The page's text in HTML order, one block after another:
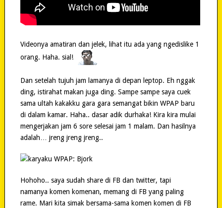
Videonya amatiran dan jelek, lihat itu ada yang ngedislike 1
orang. Haha. sial!
Dan setelah tujuh jam lamanya di depan leptop. Eh nggak
ding, istirahat makan juga ding. Sampe sampe saya cuek
sama ultah kakakku gara gara semangat bikin WPAP baru
di dalam kamar. Haha.. dasar adik durhaka! Kira kira mulai
mengerjakan jam 6 sore selesai jam 1 malam. Dan hasilnya
adalah… jreng jreng jreng..
Hohoho.. saya sudah share di FB dan twitter, tapi
namanya komen komenan, memang di FB yang paling
rame. Mari kita simak bersama-sama komen komen di FB